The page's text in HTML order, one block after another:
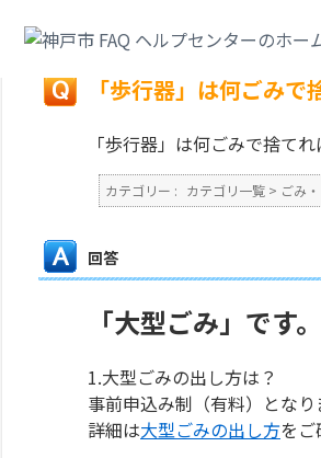
戻る
「歩行器」は何ごみ
「歩行器」は何ごみで捨て
カテゴリー : カテゴリ一覧 > ごみ
回答
「大型ごみ」です。
1.大型ごみの出し方は？
事前申込み制（有料）となり
詳細は大型ごみの出し方をご